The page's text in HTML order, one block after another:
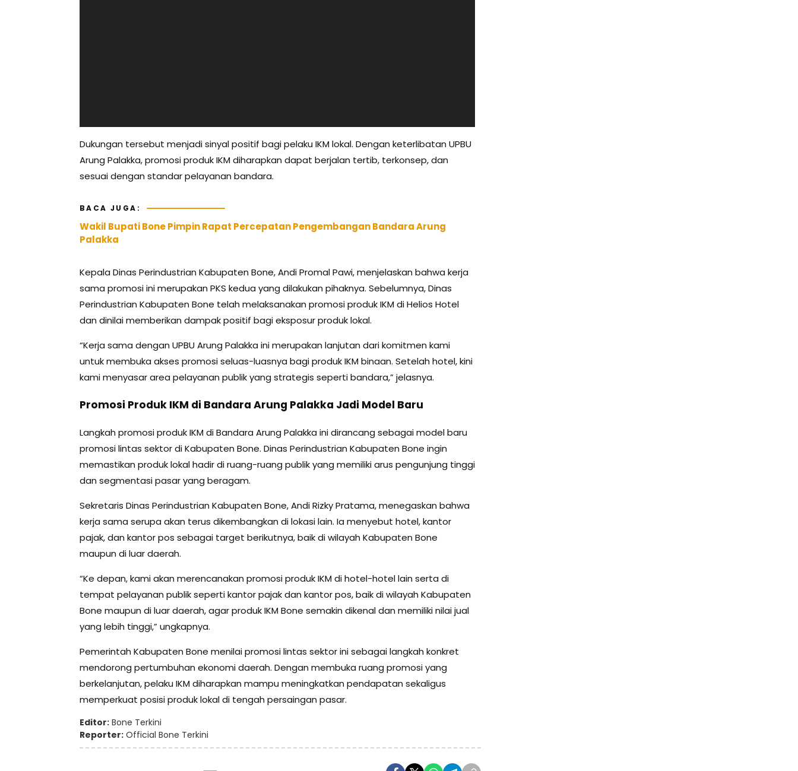
Dukungan tersebut menjadi sinyal positif bagi pelaku IKM lokal. Dengan keterlibatan UPBU
Arung Palakka, promosi produk IKM diharapkan dapat berjalan tertib, terkonsep, dan
sesuai dengan standar pelayanan bandara.
BACA JUGA:
Wakil Bupati Bone Pimpin Rapat Percepatan Pengembangan Bandara Arung
Palakka
Kepala Dinas Perindustrian Kabupaten Bone, Andi Promal Pawi, menjelaskan bahwa kerja
sama promosi ini merupakan PKS kedua yang dilakukan pihaknya. Sebelumnya, Dinas
Perindustrian Kabupaten Bone telah melaksanakan promosi produk IKM di Helios Hotel
dan dinilai memberikan dampak positif bagi eksposur produk lokal.
“Kerja sama dengan UPBU Arung Palakka ini merupakan lanjutan dari komitmen kami
untuk membuka akses promosi seluas-luasnya bagi produk IKM binaan. Setelah hotel, kini
kami menyasar area pelayanan publik yang strategis seperti bandara,” jelasnya.
Promosi Produk IKM di Bandara Arung Palakka Jadi Model Baru
Langkah promosi produk IKM di Bandara Arung Palakka ini dirancang sebagai model baru
promosi lintas sektor di Kabupaten Bone. Dinas Perindustrian Kabupaten Bone ingin
memastikan produk lokal hadir di ruang-ruang publik yang memiliki arus pengunjung tinggi
dan segmentasi pasar yang beragam.
Sekretaris Dinas Perindustrian Kabupaten Bone, Andi Rizky Pratama, menegaskan bahwa
kerja sama serupa akan terus dikembangkan di lokasi lain. Ia menyebut hotel, kantor
pajak, dan kantor pos sebagai target berikutnya, baik di wilayah Kabupaten Bone
maupun di luar daerah.
“Ke depan, kami akan merencanakan promosi produk IKM di hotel-hotel lain serta di
tempat pelayanan publik seperti kantor pajak dan kantor pos, baik di wilayah Kabupaten
Bone maupun di luar daerah, agar produk IKM Bone semakin dikenal dan memiliki nilai jual
yang lebih tinggi,” ungkapnya.
Pemerintah Kabupaten Bone menilai promosi lintas sektor ini sebagai langkah konkret
mendorong pertumbuhan ekonomi daerah. Dengan membuka ruang promosi yang
berkelanjutan, pelaku IKM diharapkan mampu meningkatkan pendapatan sekaligus
memperkuat posisi produk lokal di tengah persaingan pasar.
Editor: Bone Terkini
Reporter: Official Bone Terkini